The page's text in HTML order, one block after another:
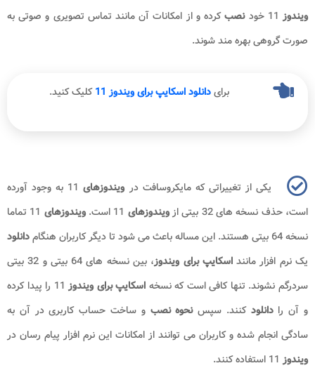
ویندوز11 خود نصبکرده و از امکانات آن مانند تماس تصویری و صوتی به
صورت گروهی بهره مند شوند.
برایدانلود اسکایپ برای ویندوز 11 کلیک کنید.
یکی از تغییراتی که مایکروسافت در ویندوزهای
11 به وجود آورده
است، حذف نسخه های 32 بیتی از
ویندوزهای 11 است. ویندوزهای
11 تماما
نسخه 64 بیتی هستند. این مساله باعث می شود تا دیگر کاربران هنگام
دانلود
یک نرم افزار ماننداسکایپ برای ویندوز
، بین نسخه های 64 بیتی و 32 بیتی
سردرگم نشوند. تنها کافی است که نسخه اسکایپ برای ویندوز
11 را پیدا کرده
و آن رادانلودکنند. سپسنحوه نصبو ساخت حساب کاربری در آن به
سادگی انجام شده و کاربران می توانند از امکانات این نرم افزار پیام رسان در
ویندوز 11 استفاده کنند.